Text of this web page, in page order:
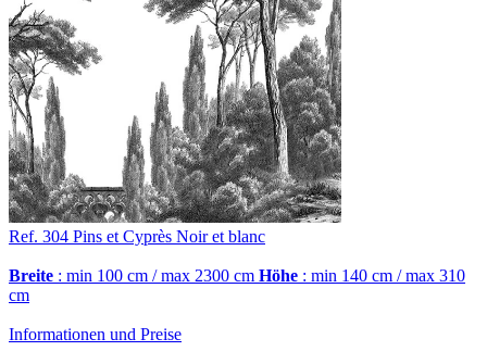
Ref. 304 Pins et Cyprès Noir et blanc
Breite : min 100 cm / max 2300 cm Höhe : min 140 cm / max 310
cm
Informationen und Preise